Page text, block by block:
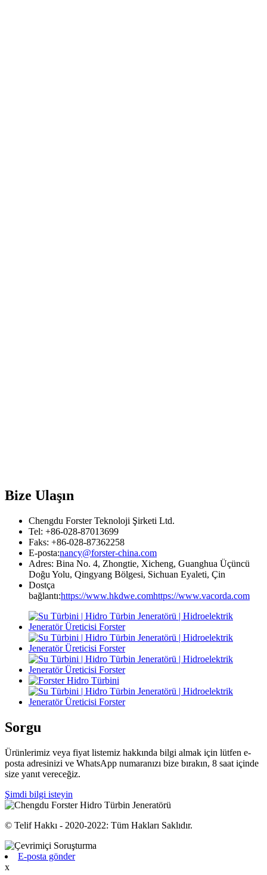
Bize Ulaşın
Chengdu Forster Teknoloji Şirketi Ltd.
Tel: +86-028-87013699
Faks: +86-028-87362258
E-posta:nancy@forster-china.com
Adres: Bina No. 4, Zhongtie, Xicheng, Guanghua Üçüncü
Doğu Yolu, Qingyang Bölgesi, Sichuan Eyaleti, Çin
Dostça
bağlantı:https://www.hkdwe.comhttps://www.vacorda.com
Sorgu
Ürünlerimiz veya fiyat listemiz hakkında bilgi almak için lütfen e-
posta adresinizi ve WhatsApp numaranızı bize bırakın, 8 saat içinde
size yanıt vereceğiz.
Şimdi bilgi isteyin
© Telif Hakkı - 2020-2022: Tüm Hakları Saklıdır.
E-posta gönder
x